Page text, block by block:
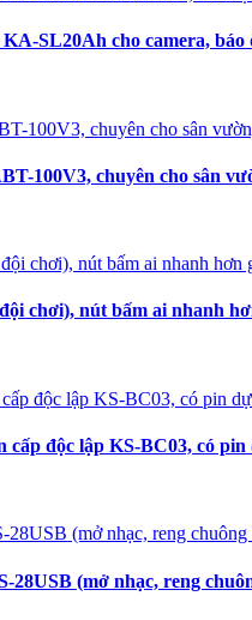
SL20Ah cho camera, báo
100V3, chuyên cho sân
chơi), nút bấm ai nhanh
độc lập KS-BC03, có
28USB (mở nhạc, reng